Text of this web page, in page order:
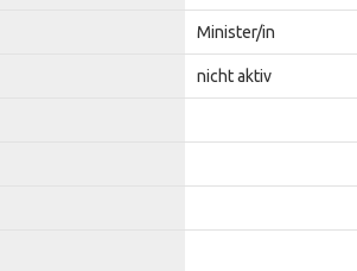
Minister/in
nicht aktiv